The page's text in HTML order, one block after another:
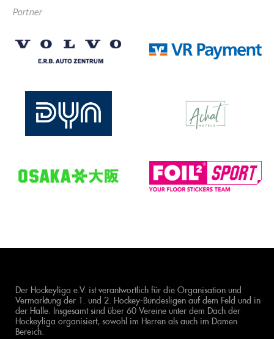
Partner
Der Hockeyliga e.V. ist verantwortlich für die Organisation und
Vermarktung der 1. und 2. Hockey-Bundesligen auf dem Feld und in
der Halle. Insgesamt sind über 60 Vereine unter dem Dach der
Hockeyliga organisiert, sowohl im Herren als auch im Damen
Bereich.